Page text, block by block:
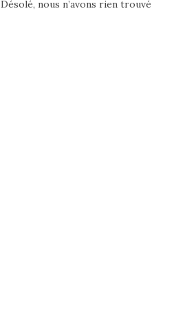
Désolé, nous n’avons rien trouvé